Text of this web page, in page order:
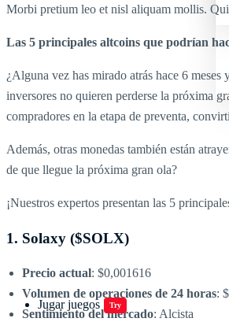
Jugar juegos Try
Morbi pretium leo et nisl aliquam mollis.
Las 5 principales altcoins que podrían
¿Alguna vez has mirado atrás hace 6
inversores no quieren perderse la próxima
compradores en la etapa de preventa,
Además, otras monedas también están
de que llegue la próxima gran ola?
¡Nuestros expertos presentan las 5
1. Solaxy ($SOLX)
Precio actual: $0,001616
Volumen de operaciones de 24 horas:
Sentimiento del mercado: Alcista